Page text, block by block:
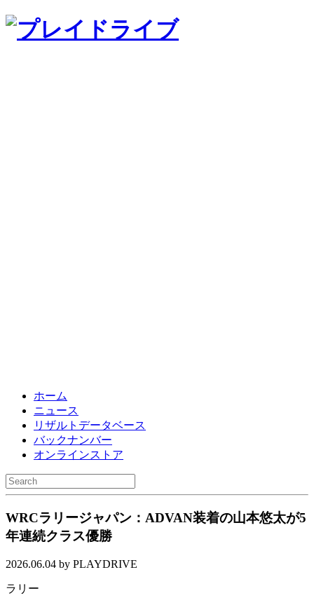
ホーム
ニュース
リザルトデータベース
バックナンバー
オンラインストア
WRCラリージャパン：ADVAN装着の山本悠太が5
年連続クラス優勝
2026.06.04 by PLAYDRIVE
ラリー